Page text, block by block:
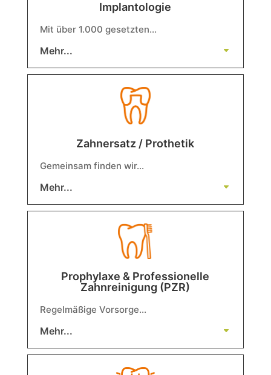
Implantologie
Mit über 1.000 gesetzten…
Mehr...
Zahnersatz / Prothetik
Gemeinsam finden wir…
Mehr...
Prophylaxe & Professionelle
Zahnreinigung (PZR)
Regelmäßige Vorsorge…
Mehr...